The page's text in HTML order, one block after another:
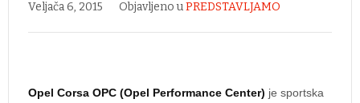
Veljača 6, 2015 Objavljeno uPREDSTAVLJAMO
Opel Corsa OPC (Opel Performance Center) je sportska